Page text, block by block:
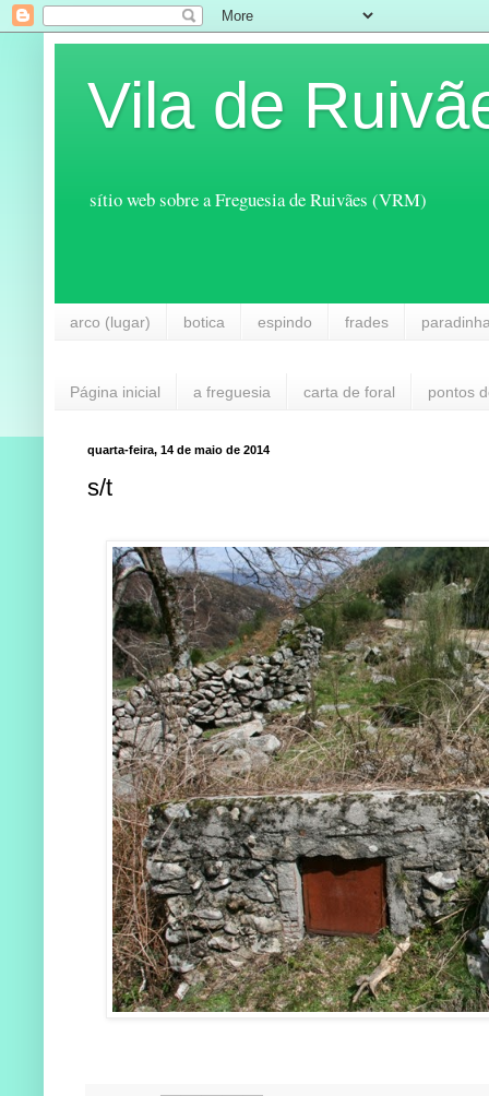
Vila de
sítio web sobre a Freguesia de Ruivães (VRM)
arco (lugar) botica espindo frades
Página inicial a freguesia carta de foral pontos
quarta-feira, 14 de maio de 2014
s/t